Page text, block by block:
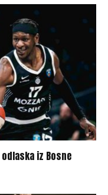
iz Bosne